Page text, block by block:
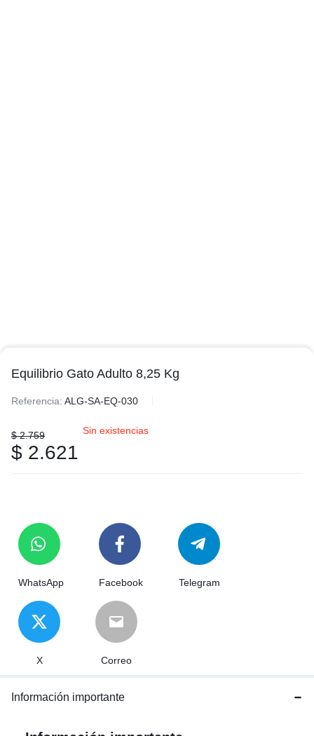
Equilibrio Gato Adulto 8,25 Kg
Referencia: ALG-SA-EQ-030
$2.759
$ 2.621
Sin existencias
WhatsApp Facebook Telegram
X Correo
Información importante